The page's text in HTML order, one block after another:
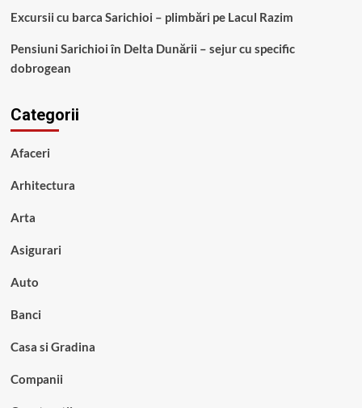
Excursii cu barca Sarichioi – plimbări pe Lacul Razim
Pensiuni Sarichioi în Delta Dunării – sejur cu specific
dobrogean
Categorii
Afaceri
Arhitectura
Arta
Asigurari
Auto
Banci
Casa si Gradina
Companii